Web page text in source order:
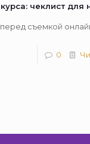
чеклист
съемкой
0